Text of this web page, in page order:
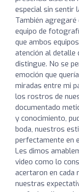
especial sin sentir
También
equipo de
que ambos
atención al
distingue. No se
emoción que
miradas entre mi
los rostros de
documentado
y conocimiento,
boda, nuestros
perfectamente en
Les dimos
video como lo
acertaron en cada
nuestras